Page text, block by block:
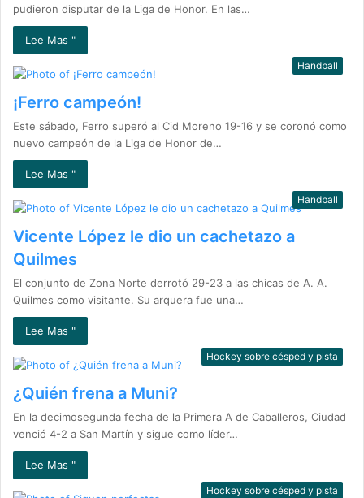
pudieron disputar de la Liga de Honor. En las…
Lee Mas "
Handball
¡Ferro campeón!
Este sábado, Ferro superó al Cid Moreno 19-16 y se coronó como
nuevo campeón de la Liga de Honor de…
Lee Mas "
Handball
Vicente López le dio un cachetazo a
Quilmes
El conjunto de Zona Norte derrotó 29-23 a las chicas de A. A.
Quilmes como visitante. Su arquera fue una…
Lee Mas "
Hockey sobre césped y pista
¿Quién frena a Muni?
En la decimosegunda fecha de la Primera A de Caballeros, Ciudad
venció 4-2 a San Martín y sigue como líder…
Lee Mas "
Hockey sobre césped y pista